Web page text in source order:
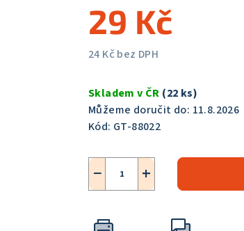
29 Kč
24 Kč bez DPH
cena:
Skladem v ČR (22 ks)
Můžeme doručit do: 11.8.2026
Kód: GT-88022
+
−